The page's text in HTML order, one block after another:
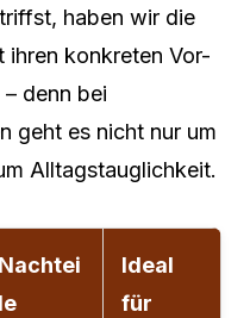
haben wir die
ihren konkreten Vor-
denn bei
geht es nicht nur um
Alltagstauglichkeit.
Nachtei
le
Ideal
für